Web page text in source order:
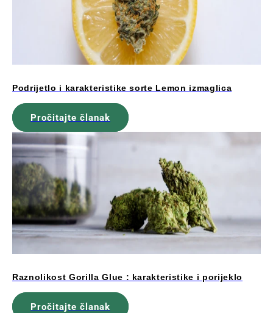
Podrijetlo i karakteristike sorte Lemon izmaglica
Pročitajte članak
Raznolikost Gorilla Glue : karakteristike i porijeklo
Pročitajte članak